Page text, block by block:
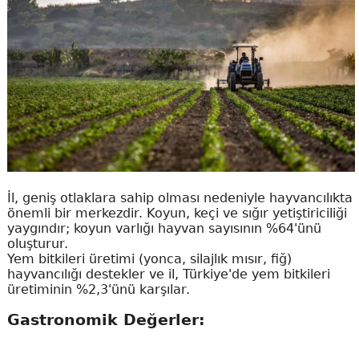
İl, geniş otlaklara sahip olması nedeniyle hayvancılıkta
önemli bir merkezdir. Koyun, keçi ve sığır yetiştiriciliği
yaygındır; koyun varlığı hayvan sayısının %64'ünü
oluşturur.
Yem bitkileri üretimi (yonca, silajlık mısır, fiğ)
hayvancılığı destekler ve il, Türkiye'de yem bitkileri
üretiminin %2,3'ünü karşılar.
Gastronomik Değerler: